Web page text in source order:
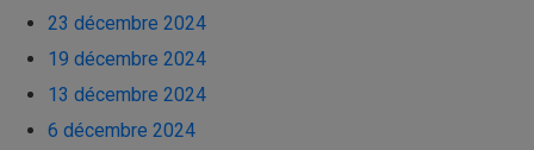
23 décembre 2024
19 décembre 2024
13 décembre 2024
6 décembre 2024